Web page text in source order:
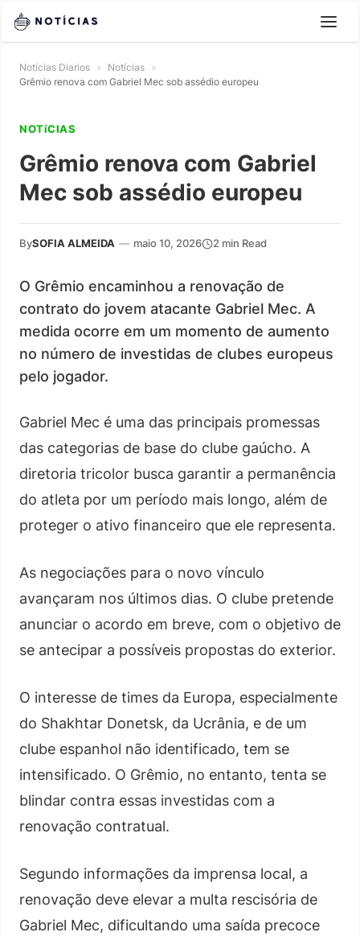
Notícias Diarios » Notícias »
Grêmio renova com Gabriel Mec sob assédio europeu
NOTíCIAS
Grêmio renova com Gabriel
Mec sob assédio europeu
BySOFIA ALMEIDA — maio 10, 2026 2 min Read
O Grêmio encaminhou a renovação de
contrato do jovem atacante Gabriel Mec. A
medida ocorre em um momento de aumento
no número de investidas de clubes europeus
pelo jogador.
Gabriel Mec é uma das principais promessas
das categorias de base do clube gaúcho. A
diretoria tricolor busca garantir a permanência
do atleta por um período mais longo, além de
proteger o ativo financeiro que ele representa.
As negociações para o novo vínculo
avançaram nos últimos dias. O clube pretende
anunciar o acordo em breve, com o objetivo de
se antecipar a possíveis propostas do exterior.
O interesse de times da Europa, especialmente
do Shakhtar Donetsk, da Ucrânia, e de um
clube espanhol não identificado, tem se
intensificado. O Grêmio, no entanto, tenta se
blindar contra essas investidas com a
renovação contratual.
Segundo informações da imprensa local, a
renovação deve elevar a multa rescisória de
Gabriel Mec, dificultando uma saída precoce